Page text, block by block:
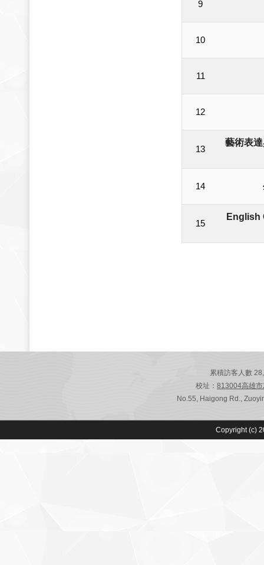
9
10
11
12
13
藝術表
14
15
English
累積訪客人數
校址： 813004高雄
No.55, Haigong Rd.,
Copyright (c)